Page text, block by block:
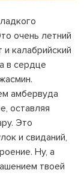
очень летний
калабрийский
в сердце
амбервуда
оставляя
Это
и свиданий,
Ну, а
твоей